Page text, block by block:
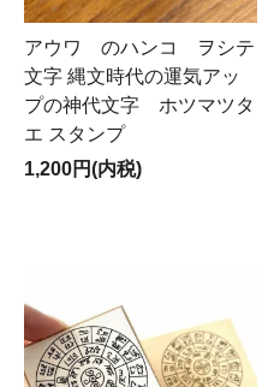
アウワ のハンコ ヲシテ
文字 縄文時代の運気アッ
プの神代文字 ホツマツタ
エ スタンプ
1,200円(内税)